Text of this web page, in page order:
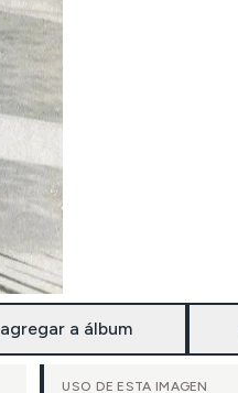
agregar a álbum
USO DE ESTA IMAGEN